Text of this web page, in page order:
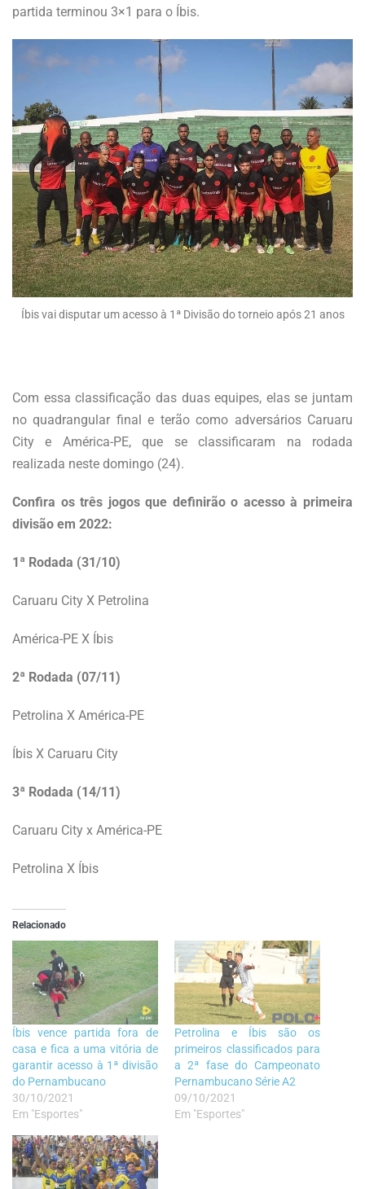
partida terminou 3×1 para o Íbis.
Íbis vai disputar um acesso à 1ª Divisão do torneio após 21 anos
Com essa classificação das duas equipes, elas se juntam
no quadrangular final e terão como adversários Caruaru
City e América-PE, que se classificaram na rodada
realizada neste domingo (24).
Confira os três jogos que definirão o acesso à primeira
divisão em 2022:
1ª Rodada (31/10)
Caruaru City X Petrolina
América-PE X Íbis
2ª Rodada (07/11)
Petrolina X América-PE
Íbis X Caruaru City
3ª Rodada (14/11)
Caruaru City x América-PE
Petrolina X Íbis
Relacionado
Íbis vence partida fora de
casa e fica a uma vitória de
garantir acesso à 1ª divisão
do Pernambucano
30/10/2021
Em "Esportes"
Petrolina e Íbis são os
primeiros classificados para
a 2ª fase do Campeonato
Pernambucano Série A2
09/10/2021
Em "Esportes"